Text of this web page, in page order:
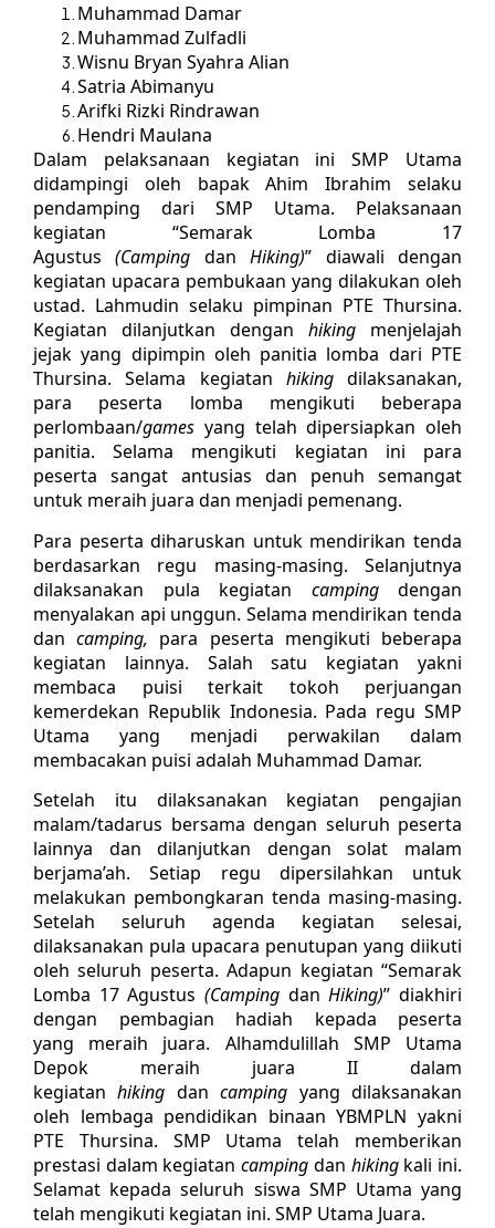
Muhammad Damar
Muhammad Zulfadli
Wisnu Bryan Syahra Alian
Satria Abimanyu
Arifki Rizki Rindrawan
Hendri Maulana
Dalam pelaksanaan kegiatan ini SMP Utama
didampingi oleh bapak Ahim Ibrahim selaku
pendamping dari SMP Utama. Pelaksanaan
kegiatan “Semarak Lomba 17
Agustus(Camping danHiking)” diawali dengan
kegiatan upacara pembukaan yang dilakukan oleh
ustad. Lahmudin selaku pimpinan PTE Thursina.
Kegiatan dilanjutkan dengan hiking menjelajah
jejak yang dipimpin oleh panitia lomba dari PTE
Thursina.
Selama kegiatan hiking dilaksanakan,
para peserta lomba mengikuti beberapa
perlombaan/games yang telah dipersiapkan oleh
panitia. Selama mengikuti kegiatan ini para
peserta sangat antusias dan penuh semangat
untuk meraih juara dan menjadi pemenang.
Para peserta diharuskan untuk mendirikan tenda
berdasarkan regu masing-masing.
Selanjutnya
dilaksanakan pula kegiatan camping dengan
menyalakan api unggun. Selama mendirikan tenda
dancamping, para peserta mengikuti beberapa
kegiatan lainnya. Salah satu kegiatan yakni
membaca puisi terkait tokoh perjuangan
kemerdekan Republik Indonesia. Pada regu SMP
Utama yang menjadi perwakilan dalam
membacakan puisi adalah Muhammad Damar.
Setelah itu dilaksanakan kegiatan pengajian
malam/tadarus bersama dengan seluruh peserta
lainnya dan dilanjutkan dengan solat malam
berjama’ah. Setiap regu dipersilahkan untuk
melakukan pembongkaran tenda masing-masing.
Setelah seluruh agenda kegiatan selesai,
dilaksanakan pula upacara penutupan yang diikuti
oleh seluruh peserta. Adapun kegiatan “Semarak
Lomba 17 Agustus (Camping danHiking)” diakhiri
dengan pembagian hadiah kepada peserta
yang meraih juara. Alhamdulillah SMP Utama
Depok meraih juara II dalam
kegiatanhiking dan camping yang dilaksanakan
oleh lembaga pendidikan binaan YBMPLN yakni
PTE Thursina. SMP Utama telah memberikan
prestasi dalam kegiatancamping dan hikingkali ini.
Selamat kepada seluruh siswa SMP Utama yang
telah mengikuti kegiatan ini. SMP Utama Juara.